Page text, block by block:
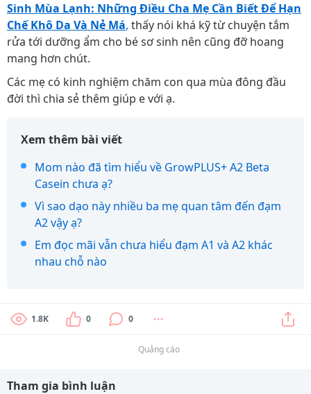
Sinh Mùa Lạnh: Những Điều Cha Mẹ Cần Biết Để Hạn
Chế Khô Da Và Nẻ Má, thấy nói khá kỹ từ chuyện tắm
rửa tới dưỡng ẩm cho bé sơ sinh nên cũng đỡ hoang
mang hơn chút.
Các mẹ có kinh nghiệm chăm con qua mùa đông đầu
đời thì chia sẻ thêm giúp e với ạ.
Xem thêm bài viết
Mom nào đã tìm hiểu về GrowPLUS+ A2 Beta
Casein chưa ạ?
Vì sao dạo này nhiều ba mẹ quan tâm đến đạm
A2 vậy ạ?
Em đọc mãi vẫn chưa hiểu đạm A1 và A2 khác
nhau chỗ nào
1.8K 0 0
Quảng cáo
Tham gia bình luận